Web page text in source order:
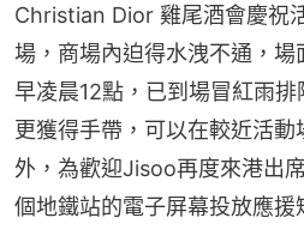
Christian Dior 雞尾酒會慶祝
場，商場內迫得水洩不通，
早凌晨12點，已到場冒紅雨
更獲得手帶，可以在較近活
外，為歡迎Jisoo再度來港出
個地鐵站的電子屏幕投放應援